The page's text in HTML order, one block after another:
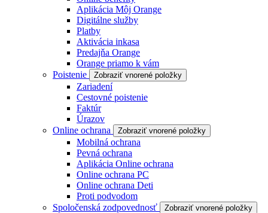
Aplikácia Môj Orange
Digitálne služby
Platby
Aktivácia inkasa
Predajňa Orange
Orange priamo k vám
Poistenie
Zobraziť vnorené položky
Zariadení
Cestovné poistenie
Faktúr
Úrazov
Online ochrana
Zobraziť vnorené položky
Mobilná ochrana
Pevná ochrana
Aplikácia Online ochrana
Online ochrana PC
Online ochrana Deti
Proti podvodom
Spoločenská zodpovednosť
Zobraziť vnorené položky